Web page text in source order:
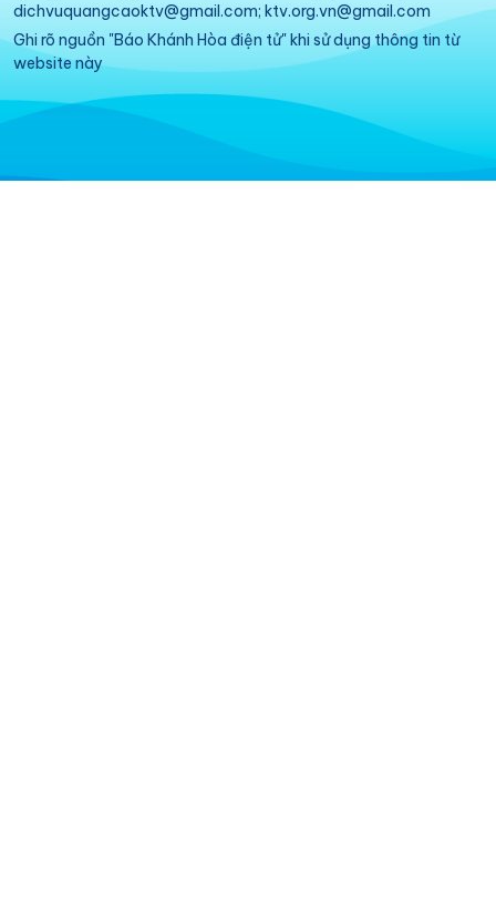
dichvuquangcaoktv@gmail.com; ktv.org.vn@gmail.com
Ghi rõ nguồn "Báo Khánh Hòa điện tử" khi sử dụng thông tin từ
website này